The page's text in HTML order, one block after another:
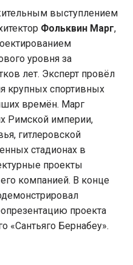
выступлением
Фольквин Марг,
уровня за
лет. Эксперт провёл
крупных спортивных
времён. Марг
Римской империи,
гитлеровской
стадионах в
проекты
компанией. В конце
проекта
«Сантьяго Бернабеу».